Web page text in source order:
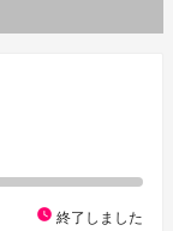
watch_later 終了しました